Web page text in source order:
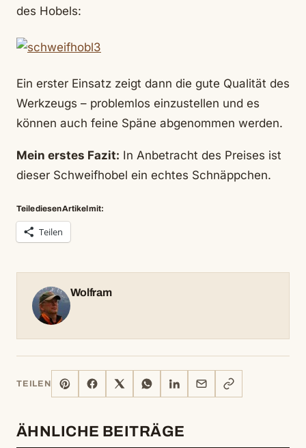
des Hobels:
Ein erster Einsatz zeigt dann die gute Qualität des
Werkzeugs – problemlos einzustellen und es
können auch feine Späne abgenommen werden.
Mein erstes Fazit: In Anbetracht des Preises ist
dieser Schweifhobel ein echtes Schnäppchen.
Teile diesen Artikel mit:
Teilen
Wolfram
TEILEN
PINTERESTFACEBOOK WHATSAPPLINKEDIN
MAIL
LINK
KOPIEREN
ÄHNLICHE BEITRÄGE